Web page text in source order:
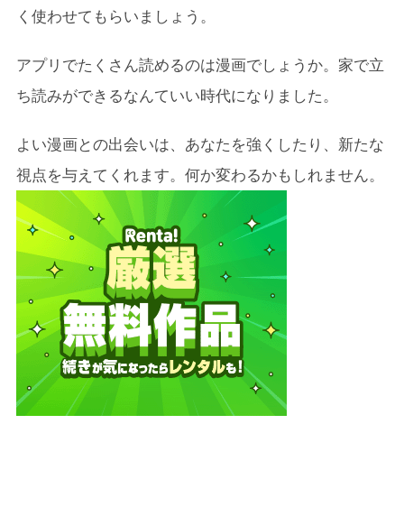
く使わせてもらいましょう。
アプリでたくさん読めるのは漫画でしょうか。家で立
ち読みができるなんていい時代になりました。
よい漫画との出会いは、あなたを強くしたり、新たな
視点を与えてくれます。何か変わるかもしれません。